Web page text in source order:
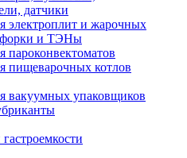
датчики
электроплит и жарочных
и ТЭНы
пароконвектоматов
пищеварочных котлов
вакуумных упаковщиков